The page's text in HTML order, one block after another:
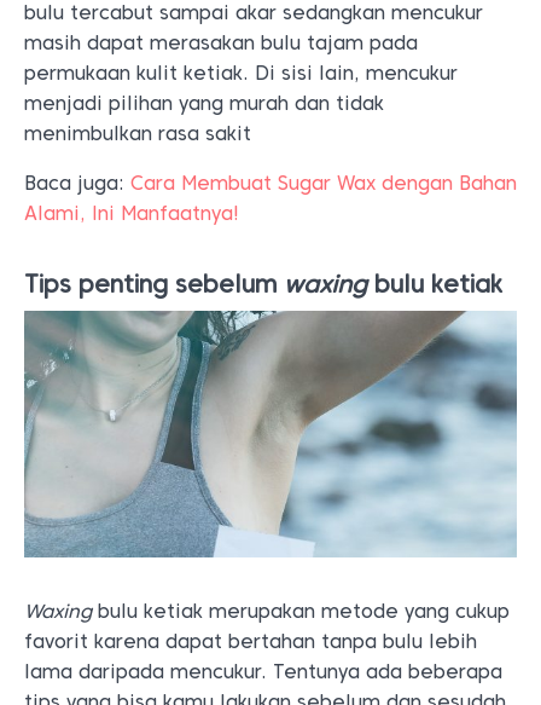
bulu tercabut sampai akar sedangkan mencukur
masih dapat merasakan bulu tajam pada
permukaan kulit ketiak. Di sisi lain, mencukur
menjadi pilihan yang murah dan tidak
menimbulkan rasa sakit
Baca juga: Cara Membuat Sugar Wax dengan Bahan
Alami, Ini Manfaatnya!
Tips penting sebelum waxingbulu ketiak
Waxingbulu ketiak merupakan metode yang cukup
favorit karena dapat bertahan tanpa bulu lebih
lama daripada mencukur. Tentunya ada beberapa